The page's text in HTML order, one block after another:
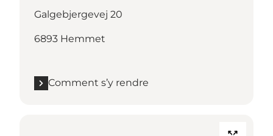
Galgebjergevej 20
6893 Hemmet
Comment s’y rendre